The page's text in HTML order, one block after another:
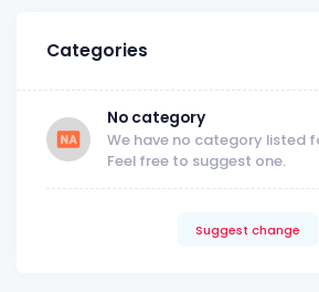
Categories
No category
We have no category listed
Feel free to suggest one.
Suggest change